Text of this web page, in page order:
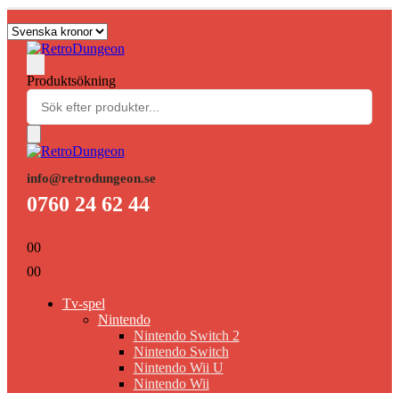
Produktsökning
info@retrodungeon.se
0760 24 62 44
00
00
Tv-spel
Nintendo
Nintendo Switch 2
Nintendo Switch
Nintendo Wii U
Nintendo Wii